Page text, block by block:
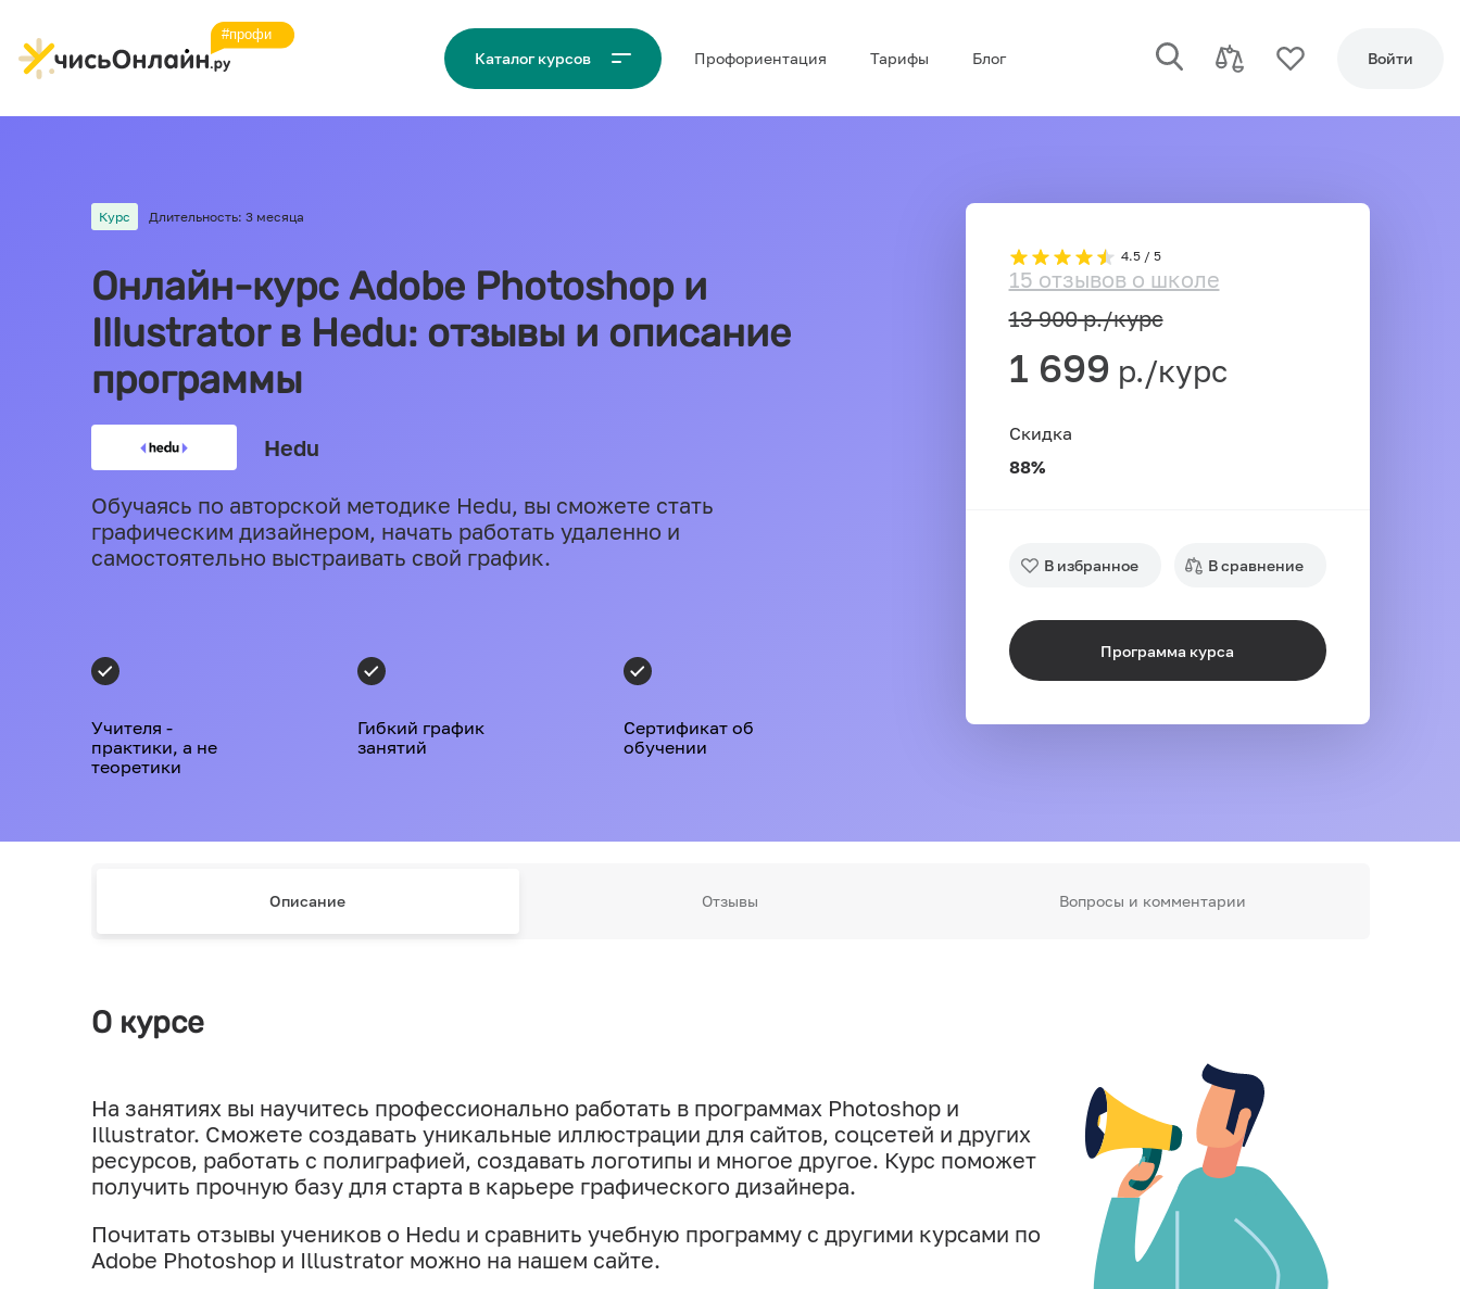
Каталог курсов Проф‌ориентация Тарифы Блог Войти
Курс Длительность: 3 месяца
Онлайн-курс Adobe Photoshop и
Illustrator в Hedu: отзывы и описание
программы
Hedu
Обучаясь по авторской методике Hedu, вы сможете стать
графическим дизайнером, начать работать удаленно и
самостоятельно выстраивать свой график.
Учителя -
практики, а не
теоретики
Гибкий график
занятий
Сертификат об
обучении
4.5 / 5
15 отзывов о школе
13 900р./курс
1 699 р./курс
Скидка
88%
В избранное В сравнение
Программа курса
Описание Отзывы Вопросы и комментарии
О курсе
На занятиях вы научитесь профессионально работать в программах Photoshop и
Illustrator. Сможете создавать уникальные иллюстрации для сайтов, соцсетей и других
ресурсов, работать с полиграфией, создавать логотипы и многое другое. Курс поможет
получить прочную базу для старта в карьере графического дизайнера.
Почитать отзывы учеников о Hedu и сравнить учебную программу с другими курсами по
Adobe Photoshop и Illustrator можно на нашем сайте.